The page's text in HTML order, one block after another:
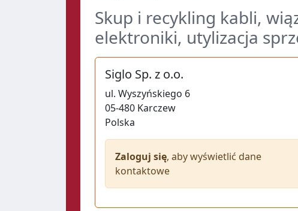
Skup i recykling kabli,
elektroniki, utylizacja
Siglo Sp. z o.o.
ul. Wyszyńskiego 6
05-480 Karczew
Polska
Zaloguj się, aby wyświetlić dane
kontaktowe